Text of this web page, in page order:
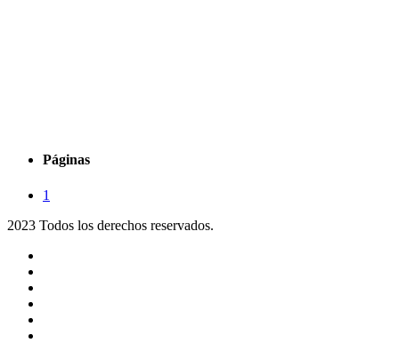
Páginas
1
2023 Todos los derechos reservados.